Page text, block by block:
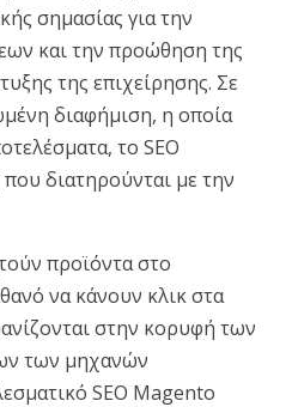
σημασίας για την
και την προώθηση της
της επιχείρησης. Σε
διαφήμιση, η οποία
το SEO
διατηρούνται με την
προϊόντα στο
να κάνουν κλικ στα
στην κορυφή των
των μηχανών
SEO Magento